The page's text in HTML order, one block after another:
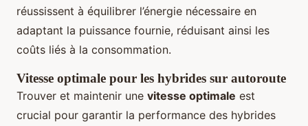
réussissent à équilibrer l’énergie nécessaire en
adaptant la puissance fournie, réduisant ainsi les
coûts liés à la consommation.
Vitesse optimale pour les hybrides sur autoroute
Trouver et maintenir une vitesse optimale est
crucial pour garantir la performance des hybrides